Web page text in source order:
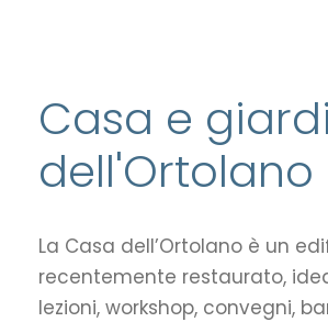
Casa e
dell'Ortolano
La Casa dell’Ortolano è un
recentemente restaurato,
lezioni, workshop, convegni,